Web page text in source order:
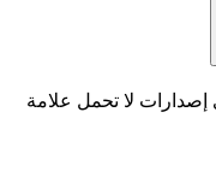
لا تحمل علامة